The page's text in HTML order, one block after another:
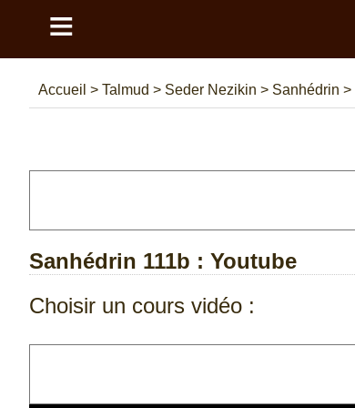
≡
Accueil > Talmud > Seder Nezikin > Sanhédrin >
Sanhédrin 111b : Youtube
Choisir un cours vidéo :